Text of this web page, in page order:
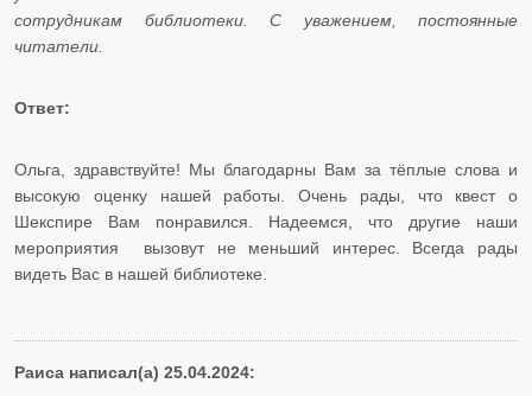
сотрудникам библиотеки. С уважением, постоянные
читатели.
Ответ:
Ольга, здравствуйте! Мы благодарны Вам за тёплые слова и
высокую оценку нашей работы. Очень рады, что квест о
Шекспире Вам понравился. Надеемся, что другие наши
мероприятия вызовут не меньший интерес. Всегда рады
видеть Вас в нашей библиотеке.
Раиса написал(а) 25.04.2024: